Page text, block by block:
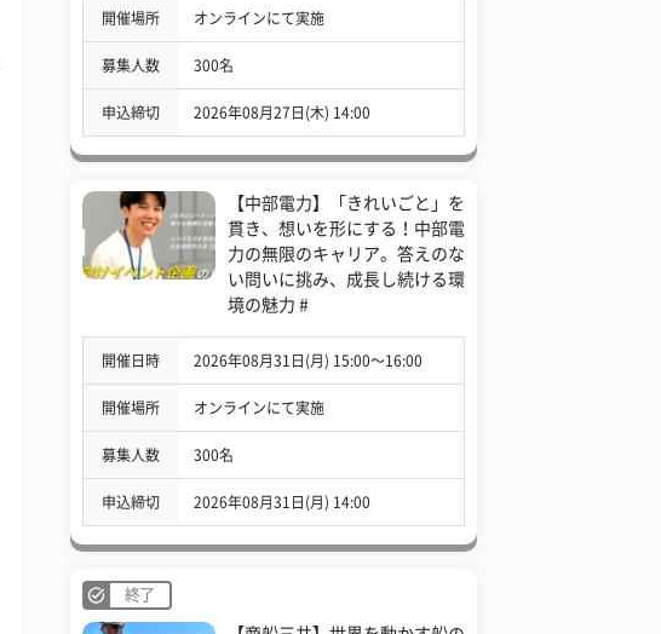
開催場所 オンラインにて実施
募集人数 300名
申込締切 2026年08月27日(木) 14:00
【中部電力】「きれいごと」を
貫き、想いを形にする！中部電
力の無限のキャリア。答えのな
い問いに挑み、成長し続ける環
境の魅力 #
開催日時 2026年08月31日(月) 15:00〜16:00
開催場所 オンラインにて実施
募集人数 300名
申込締切 2026年08月31日(月) 14:00
終了